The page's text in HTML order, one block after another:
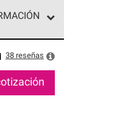
38 reseñas